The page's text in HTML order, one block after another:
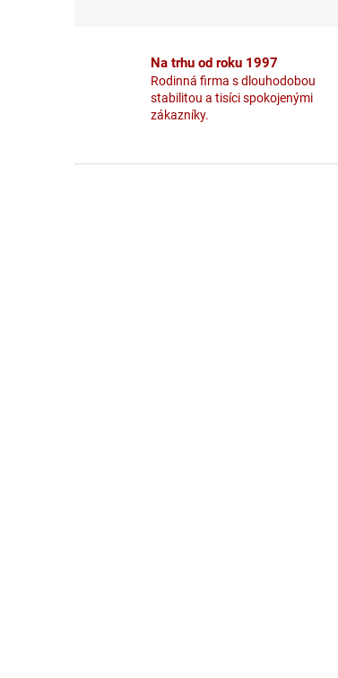
Na trhu od roku 1997
Rodinná firma s dlouhodobou
stabilitou a tisíci spokojenými
zákazníky.